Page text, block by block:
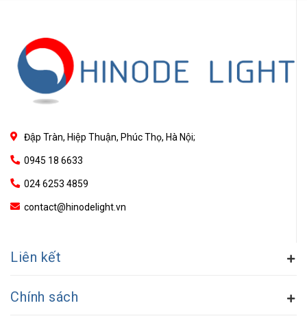
Đập Tràn, Hiệp Thuận, Phúc Thọ, Hà Nội;
0945 18 6633
024 6253 4859
contact@hinodelight.vn
Liên kết
Chính sách